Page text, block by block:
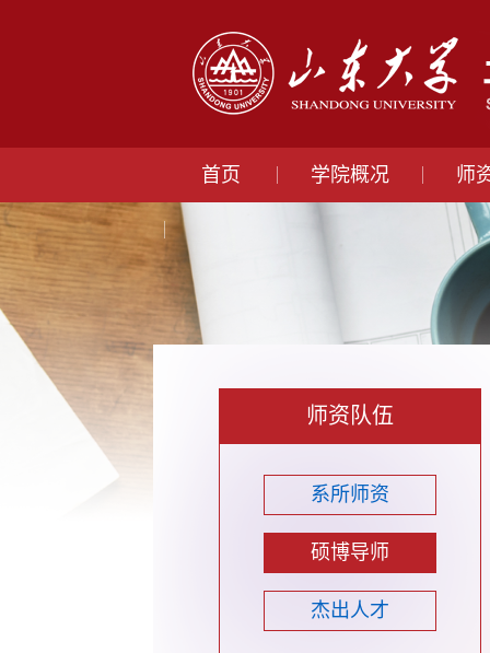
首页 学院概况 师
师资队伍
系所师资
硕博导师
杰出人才